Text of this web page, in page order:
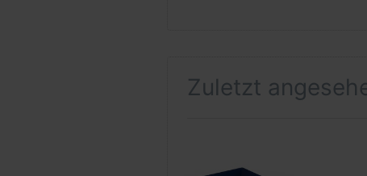
Zuletzt